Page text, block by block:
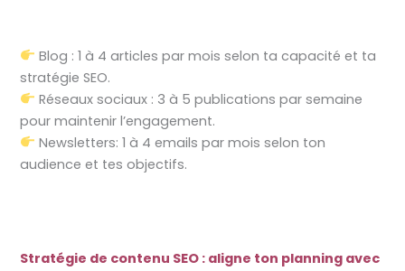
Blog : 1 à 4 articles par mois selon ta capacité et ta
stratégie SEO.
Réseaux sociaux : 3 à 5 publications par semaine
pour maintenir l’engagement.
Newsletters: 1 à 4 emails par mois selon ton
audience et tes objectifs.
Stratégie de contenu SEO : aligne ton planning avec